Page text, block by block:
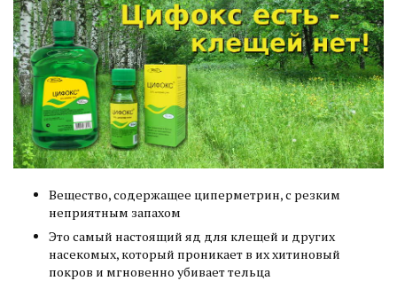
Вещество, содержащее циперметрин, с резким
неприятным запахом
Это самый настоящий яд для клещей и других
насекомых, который проникает в их хитиновый
покров и мгновенно убивает тельца